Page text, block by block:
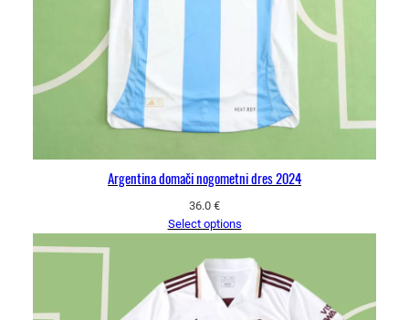
Argentina domači nogometni dres 2024
36.0 €
Select options